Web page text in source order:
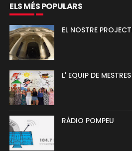
ELS MÉS POPULARS
EL NOSTRE
L' EQUIP DE
RÀDIO POMPEU